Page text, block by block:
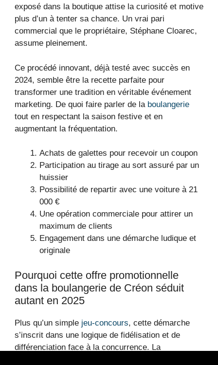
exposé dans la boutique attise la curiosité et motive
plus d’un à tenter sa chance. Un vrai pari
commercial que le propriétaire, Stéphane Cloarec,
assume pleinement.
Ce procédé innovant, déjà testé avec succès en
2024, semble être la recette parfaite pour
transformer une tradition en véritable événement
marketing. De quoi faire parler de la boulangerie
tout en respectant la saison festive et en
augmentant la fréquentation.
Achats de galettes pour recevoir un coupon
Participation au tirage au sort assuré par un
huissier
Possibilité de repartir avec une voiture à 21
000 €
Une opération commerciale pour attirer un
maximum de clients
Engagement dans une démarche ludique et
originale
Pourquoi cette offre promotionnelle
dans la boulangerie de Créon séduit
autant en 2025
Plus qu’un simple jeu-concours, cette démarche
s’inscrit dans une logique de fidélisation et de
différenciation face à la concurrence. La